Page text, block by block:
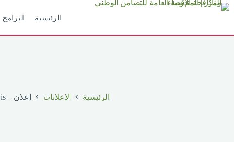
التجاوز
إلى
الرئيسية البرامج
الرئيسية الإعلانات إعلان – Avis